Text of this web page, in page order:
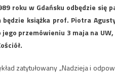
roku w Gdańsku odbędzie się
będzie książka prof. Piotra
przemówieniu 3 maja na
zatytułowany „Nadzieja i